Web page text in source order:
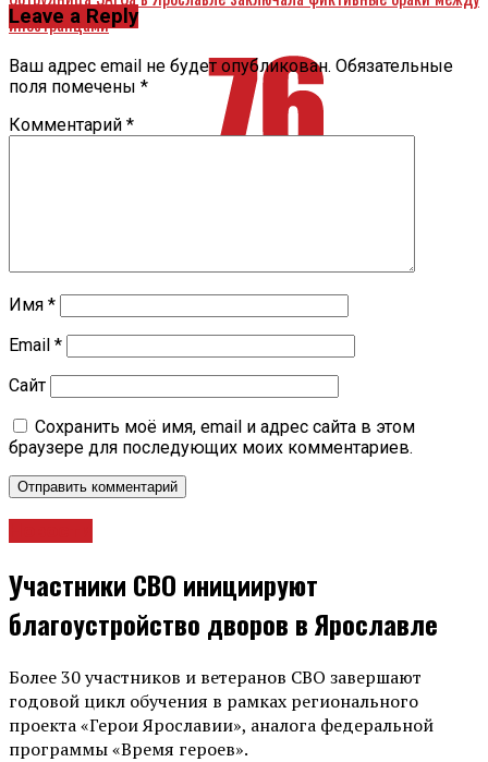
иностранцами
Leave a Reply
Ваш адрес email не будет опубликован. Обязательные
поля помечены *
Комментарий *
Имя *
Email *
Сайт
Сохранить моё имя, email и адрес сайта в этом
браузере для последующих моих комментариев.
Участники СВО инициируют
благоустройство дворов в Ярославле
Более 30 участников и ветеранов СВО завершают
годовой цикл обучения в рамках регионального
проекта «Герои Ярославии», аналога федеральной
программы «Время героев».